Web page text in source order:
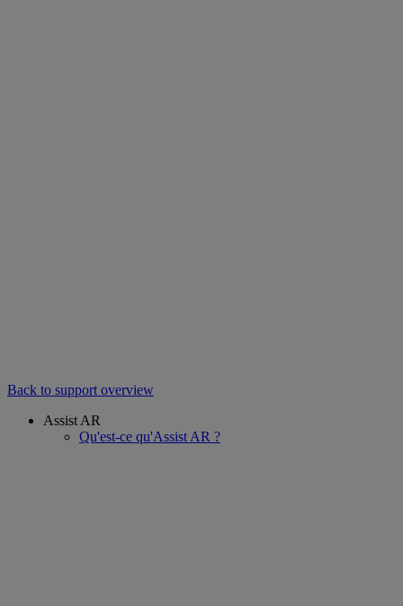
Back to support overview
Assist AR
Qu'est-ce qu'Assist AR ?